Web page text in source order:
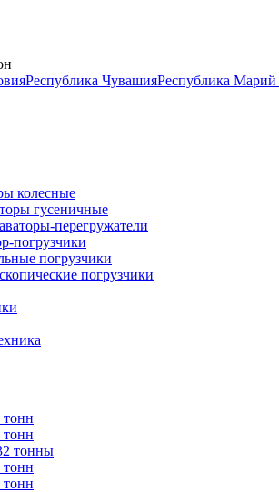
Республика ЧувашияРеспублика
колесные
гусеничные
перегружатели
погрузчики
погрузчики
погрузчики
тонны